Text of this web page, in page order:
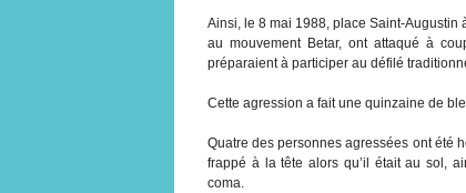
Ainsi, le 8 mai 1988, place Saint-Augustin
au mouvement Betar, ont attaqué à
préparaient à participer au défilé
Cette agression a fait une quinzaine de
Quatre des personnes agressées ont été
frappé à la tête alors qu’il était au sol,
coma.